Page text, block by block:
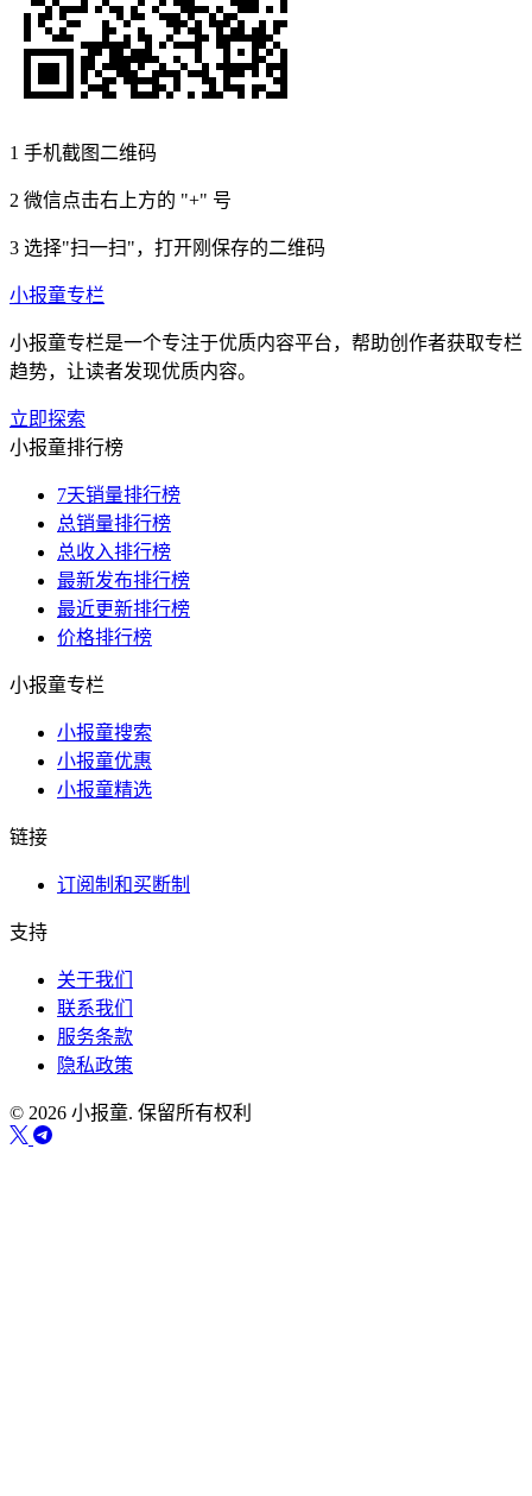
1 手机截图二维码
2 微信点击右上方的 "+" 号
3 选择"扫一扫"，打开刚保存的二维码
小报童专栏
小报童专栏是一个专注于优质内容平台，帮助创作者获取专栏
趋势，让读者发现优质内容。
立即探索
小报童排行榜
7天销量排行榜
总销量排行榜
总收入排行榜
最新发布排行榜
最近更新排行榜
价格排行榜
小报童专栏
小报童搜索
小报童优惠
小报童精选
链接
订阅制和买断制
支持
关于我们
联系我们
服务条款
隐私政策
© 2026 小报童. 保留所有权利